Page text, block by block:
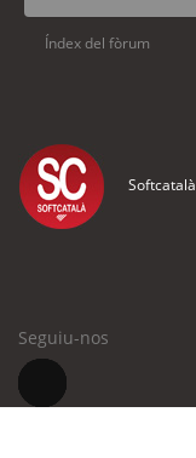
Índex del fòrum
Seguiu-nos